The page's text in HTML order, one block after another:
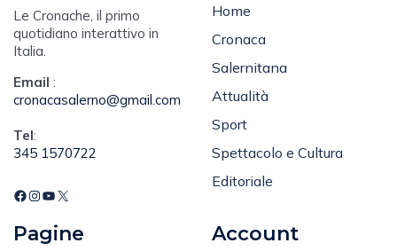
Le Cronache, il primo
quotidiano interattivo in
Italia.
Email :
cronacasalerno@gmail.com
Tel:
345 1570722
Home
Cronaca
Salernitana
Attualità
Sport
Spettacolo e Cultura
Editoriale
Pagine Account